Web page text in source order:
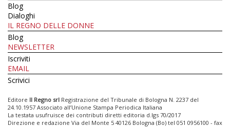
Blog
Dialoghi
IL REGNO DELLE DONNE
Blog
NEWSLETTER
Iscriviti
EMAIL
Scrivici
Editore Il Regno srl Registrazione del Tribunale di Bologna N. 2237 del
24.10.1957 Associato all’Unione Stampa Periodica Italiana
La testata usufruisce dei contributi diretti editoria d.lgs 70/2017
Direzione e redazione Via del Monte 5 40126 Bologna (Bo) tel 051 0956100 - fax